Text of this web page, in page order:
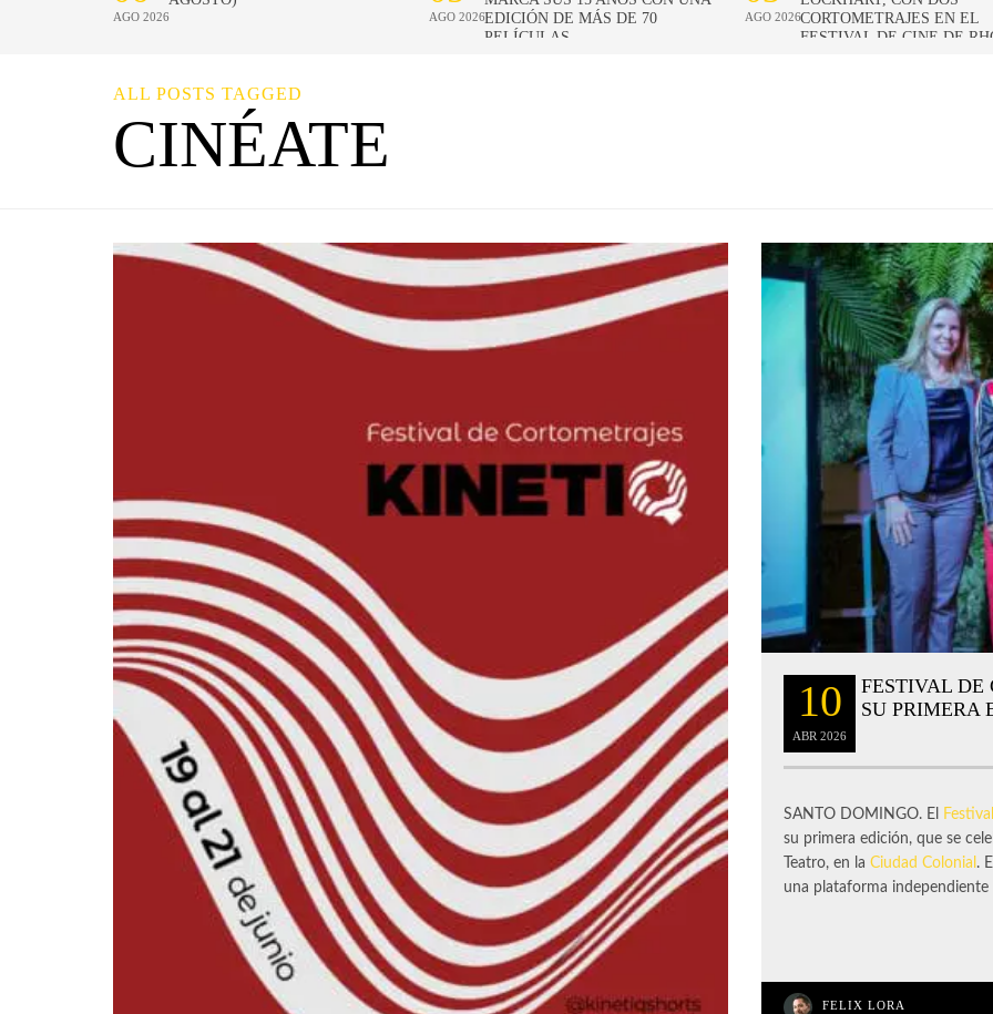
ALL POSTS TAGGED
CINÉATE
10
ABR 2026
FESTIVAL DE
SU PRIMERA
SANTO DOMINGO. El
su primera edición, que se
Teatro, en la Ciudad Colonial .
una plataforma independiente
FELIX LORA